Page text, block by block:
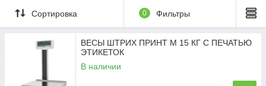
Сортировка 0 Фильтры
ВЕСЫ ШТРИХ ПРИНТ M 15 КГ С ПЕЧАТЬЮ
ЭТИКЕТОК
В наличии